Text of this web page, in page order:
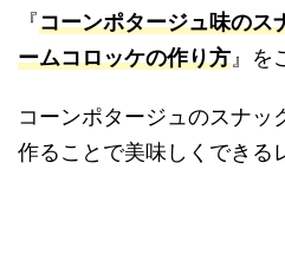
『コーンポタージュ味のス
ームコロッケの作り方 』を
コーンポタージュのスナッ
作ることで美味しくできる